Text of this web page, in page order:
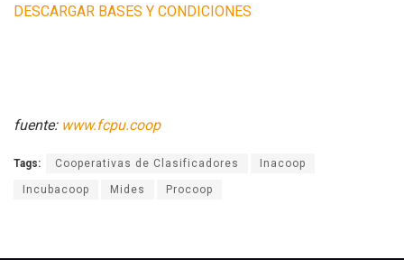
DESCARGAR BASES Y CONDICIONES
fuente: www.fcpu.coop
Tags: Cooperativas de Clasificadores Inacoop
Incubacoop Mides Procoop